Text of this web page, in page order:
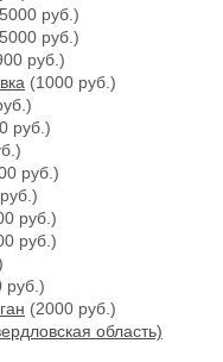
руб.)
руб.)
руб.)
(1000 руб.)
руб.)
руб.)
руб.)
руб.)
руб.)
(2000 руб.)
область)